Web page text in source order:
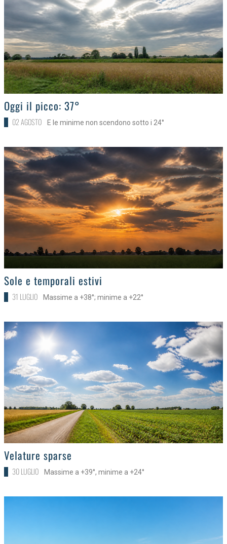
>
Oggi il picco: 37°
02 AGOSTO E le minime non scendono sotto i 24°
>
Sole e temporali estivi
31 LUGLIO Massime a +38°; minime a +22°
>
Velature sparse
30 LUGLIO Massime a +39°, minime a +24°